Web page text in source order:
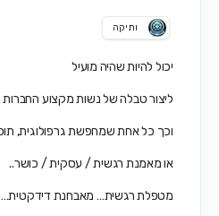
ותיקה
יכול להיות שהיה מועיל
ליצור טבלה של נשות מקצוע החברות
וכך כל אחת שמחפשת גרפולוגית,
או מאמנת רגשית / עסקית / כושר..
מטפלת רגשית… מאבחנת דידקטית…